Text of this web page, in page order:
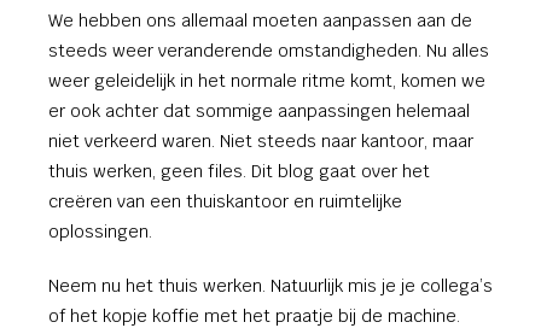
We hebben ons allemaal moeten aanpassen aan de
steeds weer veranderende omstandigheden. Nu alles
weer geleidelijk in het normale ritme komt, komen we
er ook achter dat sommige aanpassingen helemaal
niet verkeerd waren. Niet steeds naar kantoor, maar
thuis werken, geen files. Dit blog gaat over het
creëren van een thuiskantoor en ruimtelijke
oplossingen.
Neem nu het thuis werken. Natuurlijk mis je je collega’s
of het kopje koffie met het praatje bij de machine.